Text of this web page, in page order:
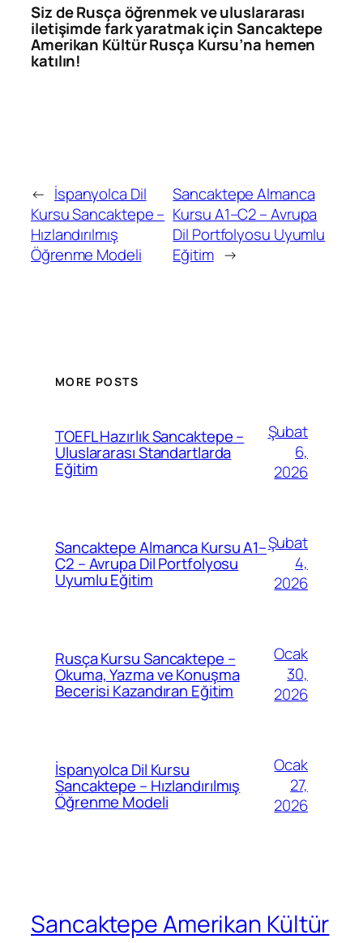
Siz de Rusça öğrenmek ve uluslararası
iletişimde fark yaratmak için Sancaktepe
Amerikan Kültür Rusça Kursu’na hemen
katılın!
← İspanyolca Dil
Kursu Sancaktepe –
Hızlandırılmış
Öğrenme Modeli
Sancaktepe Almanca
Kursu A1–C2 – Avrupa
Dil Portfolyosu Uyumlu
Eğitim →
MORE POSTS
TOEFL Hazırlık Sancaktepe –
Uluslararası Standartlarda
Eğitim
Şubat
6,
2026
Sancaktepe Almanca Kursu A1–
C2 – Avrupa Dil Portfolyosu
Uyumlu Eğitim
Şubat
4,
2026
Rusça Kursu Sancaktepe –
Okuma, Yazma ve Konuşma
Becerisi Kazandıran Eğitim
Ocak
30,
2026
İspanyolca Dil Kursu
Sancaktepe – Hızlandırılmış
Öğrenme Modeli
Ocak
27,
2026
Sancaktepe Amerikan Kültür